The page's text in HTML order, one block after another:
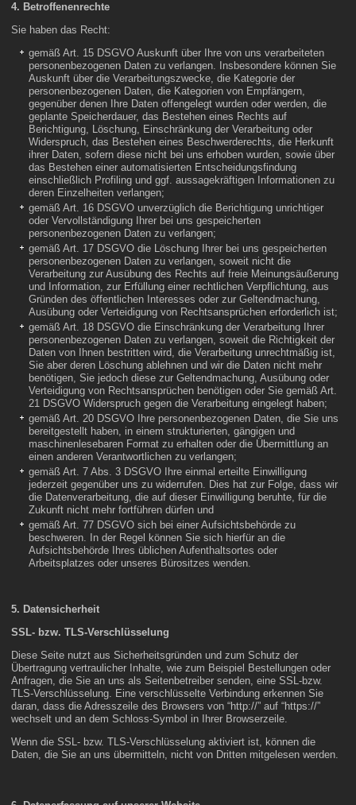
4. Betroffenenrechte
Sie haben das Recht:
gemäß Art. 15 DSGVO Auskunft über Ihre von uns verarbeiteten
personenbezogenen Daten zu verlangen. Insbesondere können Sie
Auskunft über die Verarbeitungszwecke, die Kategorie der
personenbezogenen Daten, die Kategorien von Empfängern,
gegenüber denen Ihre Daten offengelegt wurden oder werden, die
geplante Speicherdauer, das Bestehen eines Rechts auf
Berichtigung, Löschung, Einschränkung der Verarbeitung oder
Widerspruch, das Bestehen eines Beschwerderechts, die Herkunft
ihrer Daten, sofern diese nicht bei uns erhoben wurden, sowie über
das Bestehen einer automatisierten Entscheidungsfindung
einschließlich Profiling und ggf. aussagekräftigen Informationen zu
deren Einzelheiten verlangen;
gemäß Art. 16 DSGVO unverzüglich die Berichtigung unrichtiger
oder Vervollständigung Ihrer bei uns gespeicherten
personenbezogenen Daten zu verlangen;
gemäß Art. 17 DSGVO die Löschung Ihrer bei uns gespeicherten
personenbezogenen Daten zu verlangen, soweit nicht die
Verarbeitung zur Ausübung des Rechts auf freie Meinungsäußerung
und Information, zur Erfüllung einer rechtlichen Verpflichtung, aus
Gründen des öffentlichen Interesses oder zur Geltendmachung,
Ausübung oder Verteidigung von Rechtsansprüchen erforderlich ist;
gemäß Art. 18 DSGVO die Einschränkung der Verarbeitung Ihrer
personenbezogenen Daten zu verlangen, soweit die Richtigkeit der
Daten von Ihnen bestritten wird, die Verarbeitung unrechtmäßig ist,
Sie aber deren Löschung ablehnen und wir die Daten nicht mehr
benötigen, Sie jedoch diese zur Geltendmachung, Ausübung oder
Verteidigung von Rechtsansprüchen benötigen oder Sie gemäß Art.
21 DSGVO Widerspruch gegen die Verarbeitung eingelegt haben;
gemäß Art. 20 DSGVO Ihre personenbezogenen Daten, die Sie uns
bereitgestellt haben, in einem strukturierten, gängigen und
maschinenlesebaren Format zu erhalten oder die Übermittlung an
einen anderen Verantwortlichen zu verlangen;
gemäß Art. 7 Abs. 3 DSGVO Ihre einmal erteilte Einwilligung
jederzeit gegenüber uns zu widerrufen. Dies hat zur Folge, dass wir
die Datenverarbeitung, die auf dieser Einwilligung beruhte, für die
Zukunft nicht mehr fortführen dürfen und
gemäß Art. 77 DSGVO sich bei einer Aufsichtsbehörde zu
beschweren. In der Regel können Sie sich hierfür an die
Aufsichtsbehörde Ihres üblichen Aufenthaltsortes oder
Arbeitsplatzes oder unseres Bürositzes wenden.
5. Datensicherheit
SSL- bzw. TLS-Verschlüsselung
Diese Seite nutzt aus Sicherheitsgründen und zum Schutz der
Übertragung vertraulicher Inhalte, wie zum Beispiel Bestellungen oder
Anfragen, die Sie an uns als Seitenbetreiber senden, eine SSL-bzw.
TLS-Verschlüsselung. Eine verschlüsselte Verbindung erkennen Sie
daran, dass die Adresszeile des Browsers von “http://” auf “https://”
wechselt und an dem Schloss-Symbol in Ihrer Browserzeile.
Wenn die SSL- bzw. TLS-Verschlüsselung aktiviert ist, können die
Daten, die Sie an uns übermitteln, nicht von Dritten mitgelesen werden.